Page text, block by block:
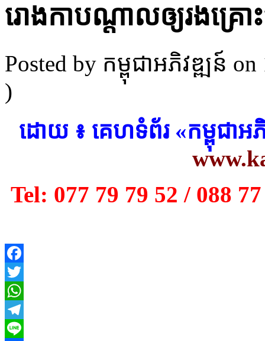
រោងកា​បណ្តាលឲ្យ​រង​គ្រោះ
Posted by កម្ពុជាអភិវឌ្ឍន៍ on
)
ដោយ ៖ គេហទំព័រ «កម្ពុជាអ
Tel: 077 79 79 52 / 088
Facebook
Twitter
WhatsApp
Telegram